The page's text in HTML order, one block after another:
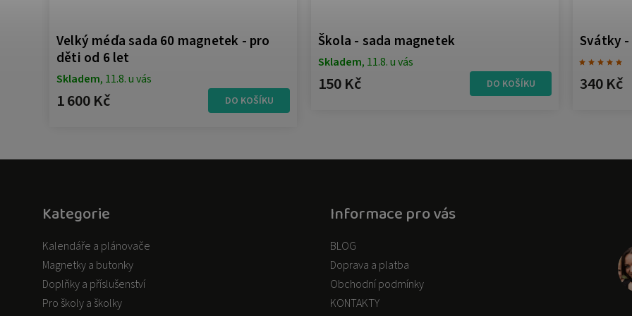
Velký méďa sada 60 magnetek - pro
děti od 6 let
Skladem, 11.8. u vás
1 600 Kč DO KOŠÍKU
Škola - sada magnetek
Skladem, 11.8. u vás
150 Kč DO KOŠÍKU
Svátky
340 Kč
Kategorie
Kalendáře a plánovače
Magnetky a butonky
Doplňky a příslušenství
Pro školy a školky
Informace pro vás
BLOG
Doprava a platba
Obchodní podmínky
KONTAKTY